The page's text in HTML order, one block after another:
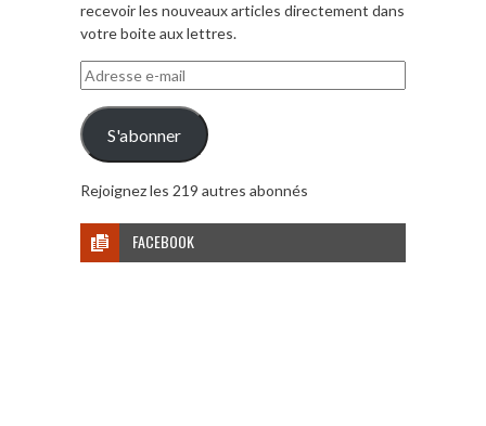
recevoir les nouveaux articles directement dans
votre boite aux lettres.
Adresse
e-
mail
S'abonner
Rejoignez les 219 autres abonnés
FACEBOOK